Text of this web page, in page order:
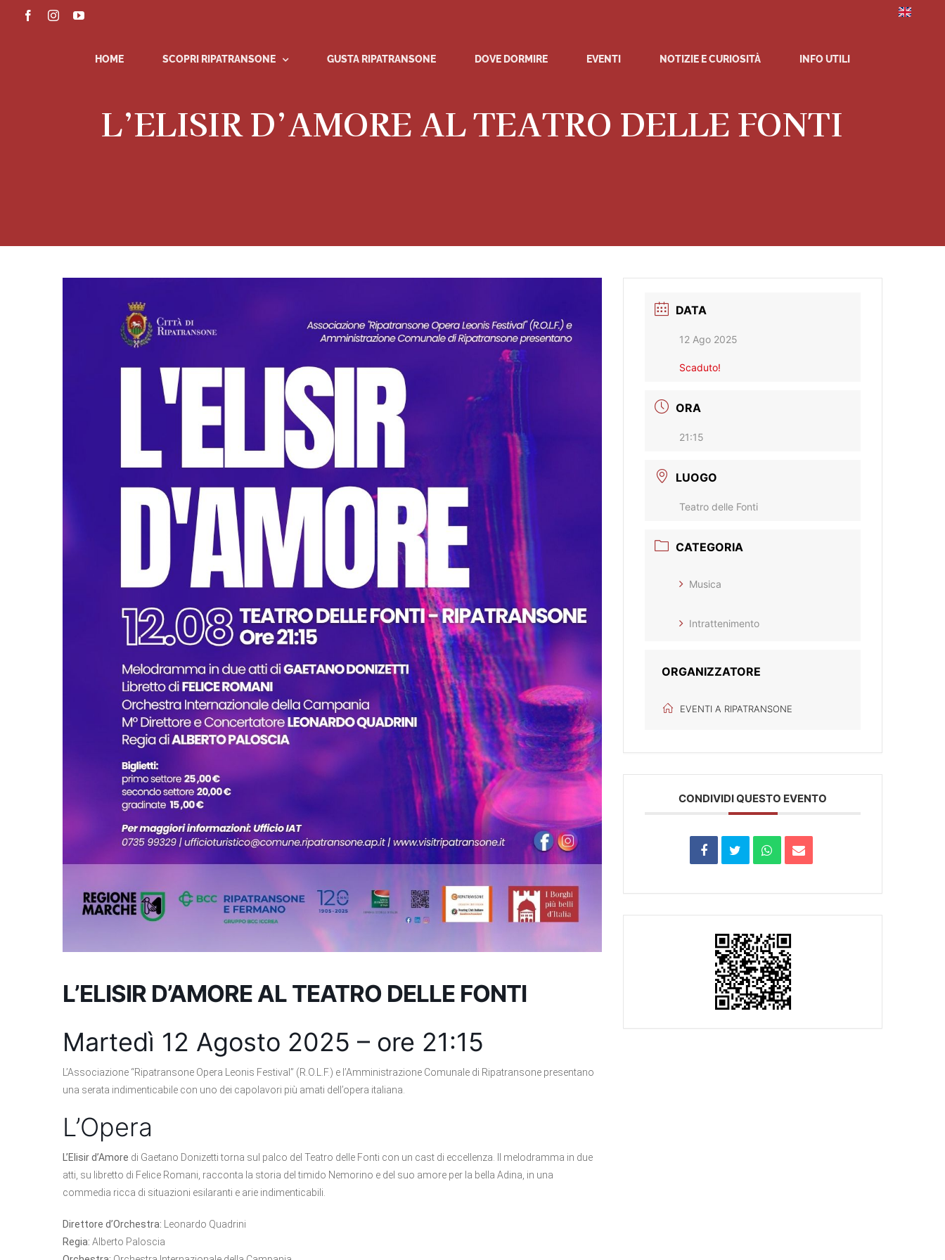
FacebookInstagramYouTube
HOME SCOPRI RIPATRANSONE GUSTA RIPATRANSONE DOVE DORMIRE EVENTI NOTIZIE E CURIOSITÀ INFO UTILI
L’ELISIR D’AMORE AL TEATRO DELLE FONTI
L’ELISIR D’AMORE AL TEATRO DELLE FONTI
Martedì 12 Agosto 2025 – ore 21:15
L’Associazione “Ripatransone Opera Leonis Festival” (R.O.L.F.) e l’Amministrazione Comunale di Ripatransone presentano
una serata indimenticabile con uno dei capolavori più amati dell’opera italiana.
L’Opera
L’Elisir d’Amore di Gaetano Donizetti torna sul palco del Teatro delle Fonti con un cast di eccellenza. Il melodramma in due
atti, su libretto di Felice Romani, racconta la storia del timido Nemorino e del suo amore per la bella Adina, in una
commedia ricca di situazioni esilaranti e arie indimenticabili.
Direttore d’Orchestra: Leonardo Quadrini
Regia: Alberto Paloscia
DATA
12 Ago 2025
Scaduto!
ORA
21:15
LUOGO
Teatro delle Fonti
CATEGORIA
Musica
Intrattenimento
ORGANIZZATORE
EVENTI A RIPATRANSONE
CONDIVIDI QUESTO EVENTO